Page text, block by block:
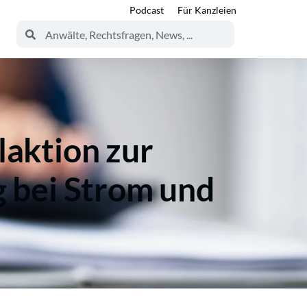
Podcast Für Kanzleien
zur
Strom und